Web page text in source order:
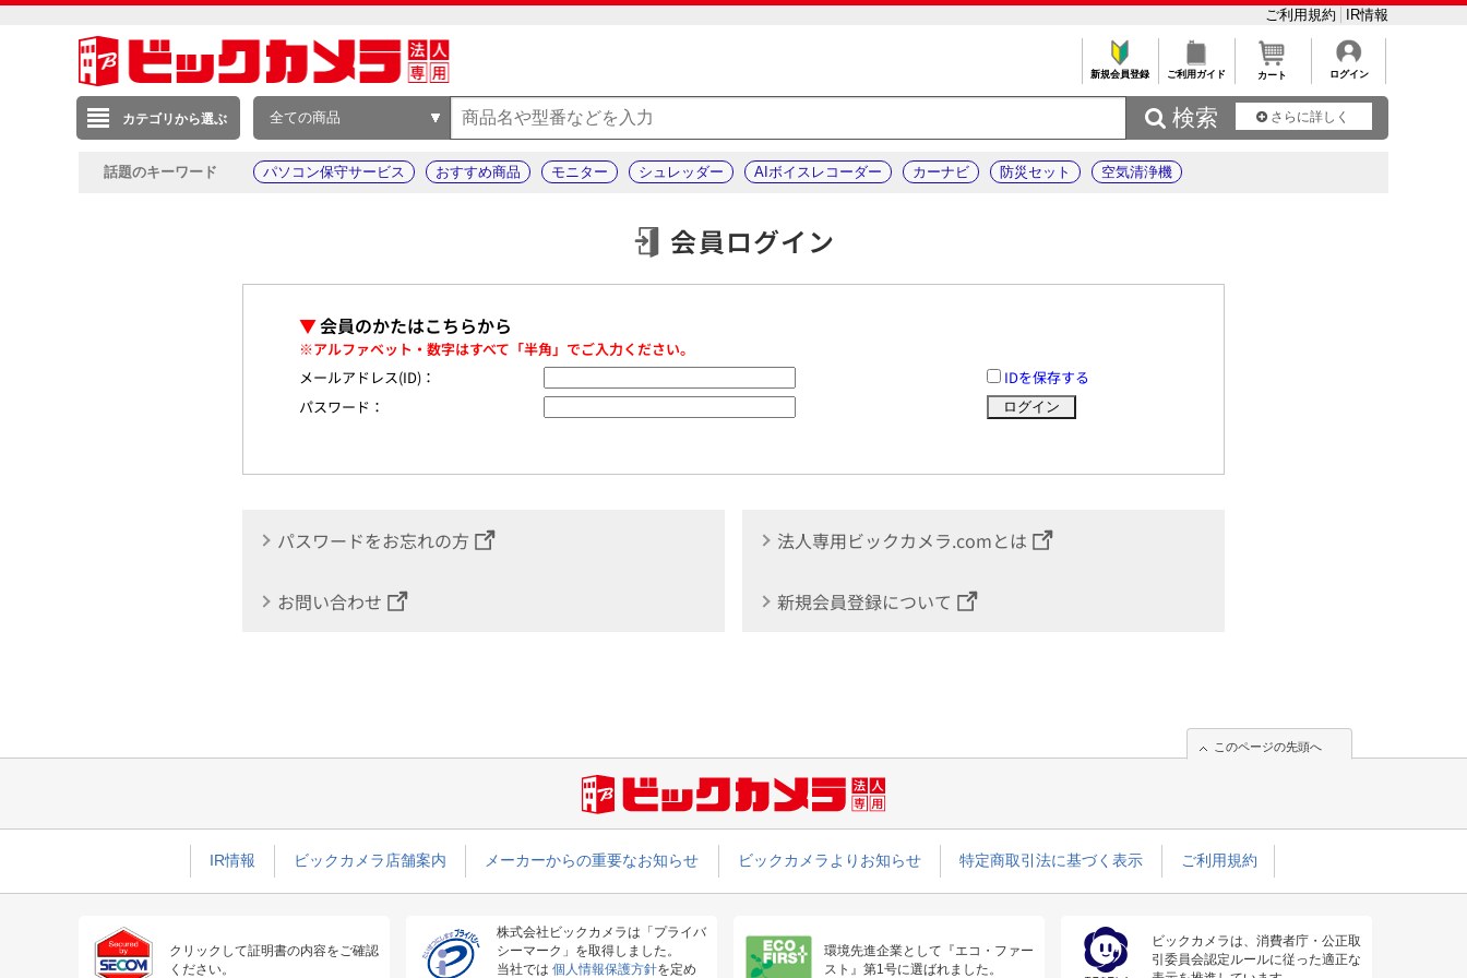
ご利用規約 IR情報
新規会員登録 ご利用ガイド カート ログイン
カテゴリから選ぶ 全ての商品  検索 さらに詳しく
話題のキーワード パソコン保守サービス おすすめ商品 モニター シュレッダー AIボイスレコーダー カーナビ 防災セット 空気清浄機
会員ログイン
▼会員のかたはこちらから
※アルファベット・数字はすべて「半角」でご入力ください。
メールアドレス(ID)：
IDを保存する
パスワード：
パスワードをお忘れの方 法人専用ビックカメラ.comとは
お問い合わせ 新規会員登録について
このページの先頭へ
IR情報 ビックカメラ店舗案内 メーカーからの重要なお知らせ ビックカメラよりお知らせ 特定商取引法に基づく表示 ご利用規約
クリックして証明書の内容をご確認
ください。
株式会社ビックカメラは「プライバ
シーマーク」を取得しました。
当社では 個人情報保護方針を定め
環境先進企業として『エコ・ファー
スト』第1号に選ばれました。
ビックカメラは、消費者庁・公正取
引委員会認定ルールに従った適正な